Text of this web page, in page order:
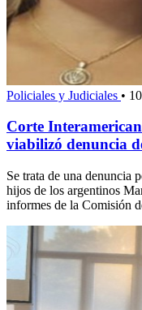
Policiales y Judiciales •
Corte
viabilizó denuncia
Se trata de una denuncia
hijos de los argentinos
informes de la Comisión